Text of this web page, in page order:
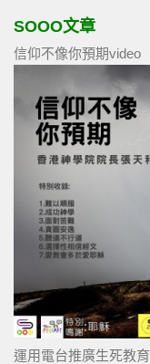
SOOO文章
信仰不像你預期video
運用電台推廣生死教育